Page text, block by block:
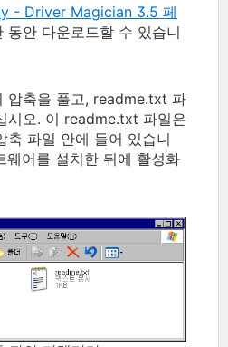
- Driver Magician 3.5 페
동안 다운로드할 수 있습니
압축을 풀고, readme.txt 파
시오. 이 readme.txt 파일은
축 파일 안에 들어 있습니
웨어를 설치한 뒤에 활성화